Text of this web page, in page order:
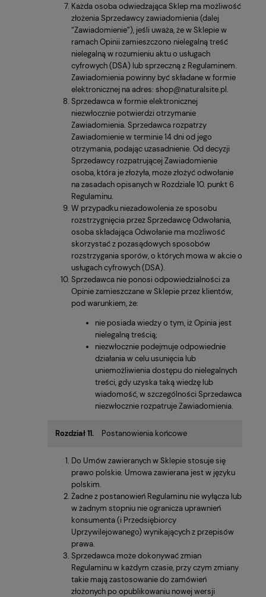
Każda osoba odwiedzająca Sklep ma możliwość
złożenia Sprzedawcy zawiadomienia (dalej
“Zawiadomienie”), jeśli uważa, że w Sklepie w
ramach Opinii zamieszczono nielegalną treść
nielegalną w rozumieniu aktu o usługach
cyfrowych (DSA) lub sprzeczną z Regulaminem.
Zawiadomienia powinny być składane w formie
elektronicznej na adres: shop@naturalsite.pl.
Sprzedawca w formie elektronicznej
niezwłocznie potwierdzi otrzymanie
Zawiadomienia. Sprzedawca rozpatrzy
Zawiadomienie w terminie 14 dni od jego
otrzymania, podając uzasadnienie. Od decyzji
Sprzedawcy rozpatrującej Zawiadomienie
osoba, która je złożyła, może złożyć odwołanie
na zasadach opisanych w Rozdziale 10. punkt 6
Regulaminu.
W przypadku niezadowolenia ze sposobu
rozstrzygnięcia przez Sprzedawcę Odwołania,
osoba składająca Odwołanie ma możliwość
skorzystać z pozasądowych sposobów
rozstrzygania sporów, o których mowa w akcie o
usługach cyfrowych (DSA).
Sprzedawca nie ponosi odpowiedzialności za
Opinie zamieszczane w Sklepie przez klientów,
pod warunkiem, że:
nie posiada wiedzy o tym, iż Opinia jest
nielegalną treścią;
niezwłocznie podejmuje odpowiednie
działania w celu usunięcia lub
uniemożliwienia dostępu do nielegalnych
treści, gdy uzyska taką wiedzę lub
wiadomość, w szczególności Sprzedawca
niezwłocznie rozpatruje Zawiadomienia.
Rozdział 11. Postanowienia końcowe
Do Umów zawieranych w Sklepie stosuje się
prawo polskie. Umowa zawierana jest w języku
polskim.
Żadne z postanowień Regulaminu nie wyłącza lub
w żadnym stopniu nie ogranicza uprawnień
konsumenta (i Przedsiębiorcy
Uprzywilejowanego) wynikających z przepisów
prawa.
Sprzedawca może dokonywać zmian
Regulaminu w każdym czasie, przy czym zmiany
takie mają zastosowanie do zamówień
złożonych po opublikowaniu nowej wersji